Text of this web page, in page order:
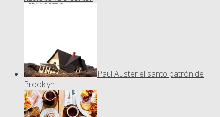
Paul Auster el santo patrón de
Brooklyn